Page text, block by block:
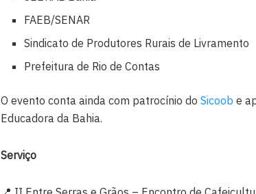
FAEB/SENAR
Sindicato de Produtores Rurais de Livramento
Prefeitura de Rio de Contas
O evento conta ainda com patrocínio do Sicoob e
Educadora da Bahia.
Serviço